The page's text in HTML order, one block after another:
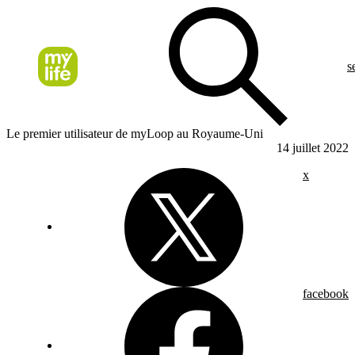
Le premier utilisateur de myLoop au Royaume-Uni
14 juillet 2022
x
facebook